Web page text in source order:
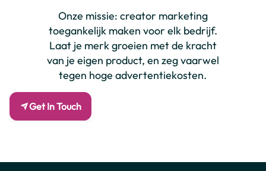
Onze missie: creator marketing
toegankelijk maken voor elk bedrijf.
Laat je merk groeien met de kracht
van je eigen product, en zeg vaarwel
tegen hoge advertentiekosten.
Get In Touch